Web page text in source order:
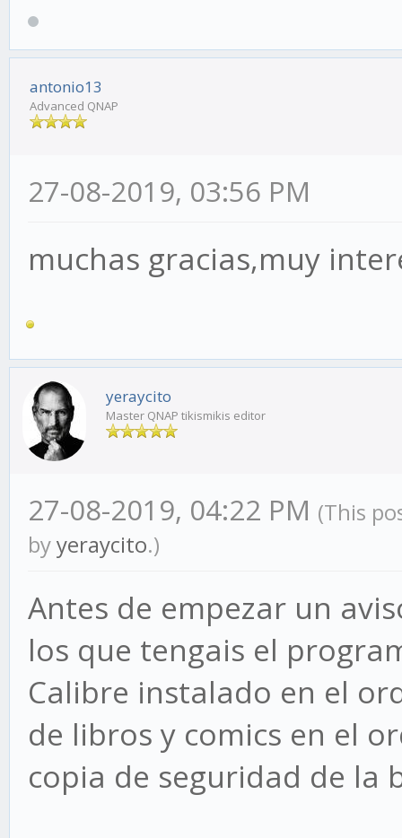
antonio13
Advanced QNAP
27-08-2019, 03:56 PM
muchas gracias,muy
yeraycito
Master QNAP tikismikis editor
27-08-2019, 04:22 PM (This
byyeraycito.)
Antes de empezar un
los que tengais el
Calibre instalado en el
de libros y comics en el
copia de seguridad de la